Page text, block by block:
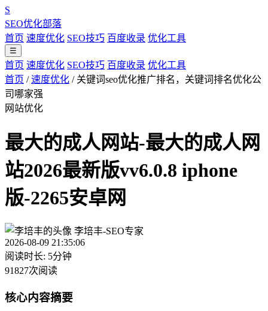
S
SEO优化部落
首页 速度优化 SEO技巧 百度收录 优化工具
☰
首页 速度优化 SEO技巧 百度收录 优化工具
首页 / 速度优化 / 关键词seo优化推广排名，关键词排名优化公
司哪家强
网站优化
最大的成人网站-最大的成人网
站2026最新版vv6.0.8 iphone
版-2265安卓网
李培丰-SEO专家
2026-08-09 21:35:06
阅读时长: 5分钟
91827次阅读
核心内容摘要